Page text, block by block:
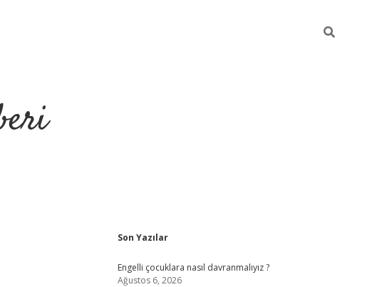
Sidebar
Son Yazılar
Engelli çocuklara nasıl davranmalıyız ?
Ağustos 6, 2026